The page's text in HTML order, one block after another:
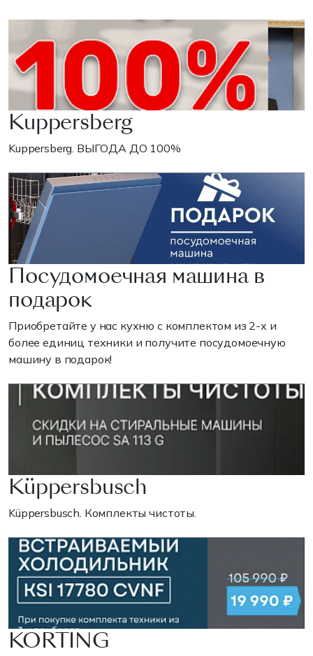
Kuppersberg
Kuppersberg. ВЫГОДА ДО 100%
Посудомоечная машина в
подарок
Приобретайте у нас кухню с комплектом из 2-х и
более единиц техники и получите посудомоечную
машину в подарок!
Küppersbusch
Küppersbusch. Комплекты чистоты.
KORTING